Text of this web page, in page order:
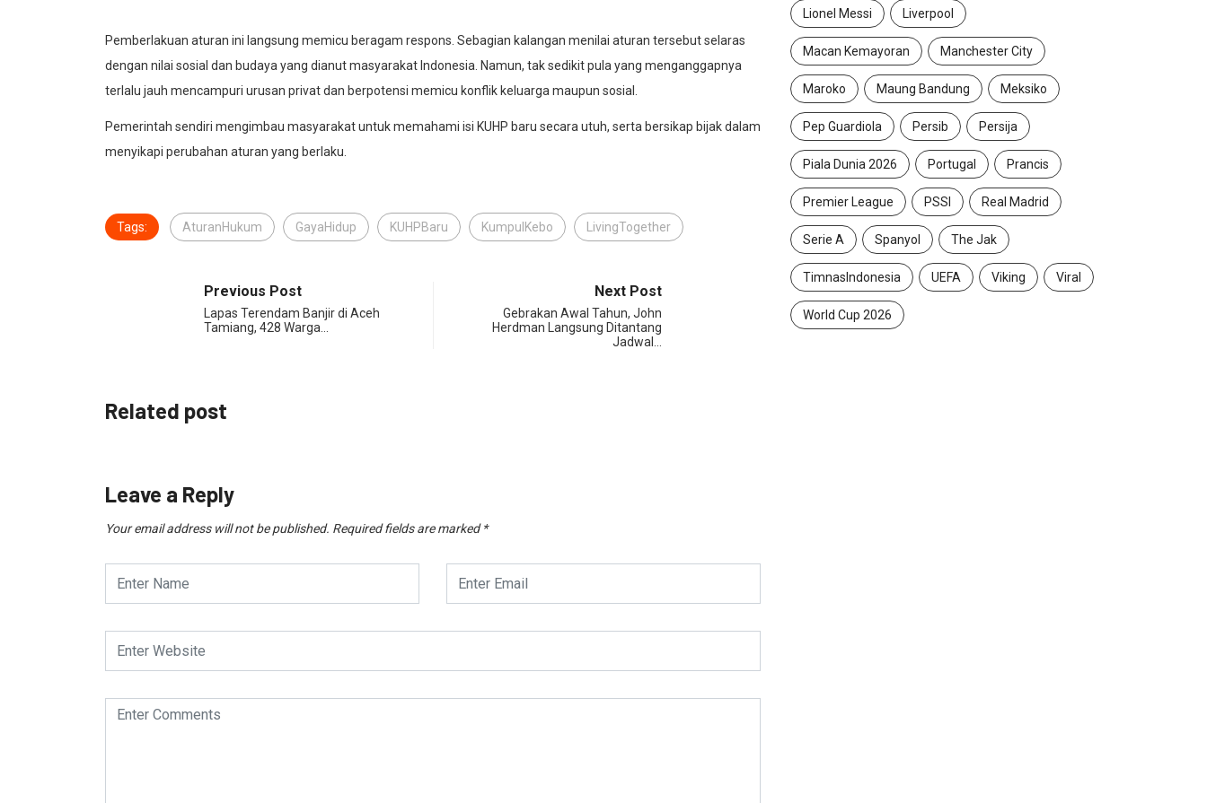
Pemberlakuan aturan ini langsung memicu beragam respons. Sebagian kalangan menilai aturan tersebut selaras
dengan nilai sosial dan budaya yang dianut masyarakat Indonesia. Namun, tak sedikit pula yang menganggapnya
terlalu jauh mencampuri urusan privat dan berpotensi memicu konflik keluarga maupun sosial.
Pemerintah sendiri mengimbau masyarakat untuk memahami isi KUHP baru secara utuh, serta bersikap bijak dalam
menyikapi perubahan aturan yang berlaku.
Tags: AturanHukum GayaHidup KUHPBaru KumpulKebo LivingTogether
Previous Post
Lapas Terendam Banjir di Aceh
Tamiang, 428 Warga…
Next Post
Gebrakan Awal Tahun, John
Herdman Langsung Ditantang
Jadwal…
Related post
Leave a Reply
Your email address will not be published. Required fields are marked*
Lionel Messi Liverpool
Macan Kemayoran Manchester City
Maroko Maung Bandung Meksiko
Pep Guardiola Persib Persija
Piala Dunia 2026 Portugal Prancis
Premier League PSSI Real Madrid
Serie A Spanyol The Jak
TimnasIndonesia UEFA Viking Viral
World Cup 2026